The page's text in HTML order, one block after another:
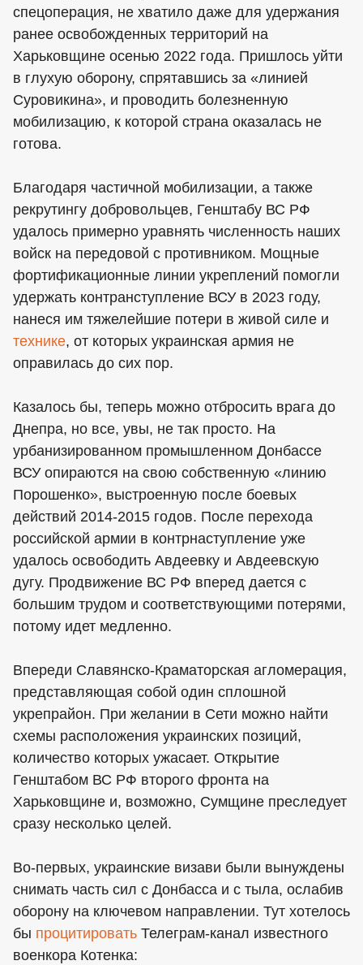
спецоперация, не хватило даже для удержания
ранее освобожденных территорий на
Харьковщине осенью 2022 года. Пришлось уйти
в глухую оборону, спрятавшись за «линией
Суровикина», и проводить болезненную
мобилизацию, к которой страна оказалась не
готова.
Благодаря частичной мобилизации, а также
рекрутингу добровольцев, Генштабу ВС РФ
удалось примерно уравнять численность наших
войск на передовой с противником. Мощные
фортификационные линии укреплений помогли
удержать контранступление ВСУ в 2023 году,
нанеся им тяжелейшие потери в живой силе и
технике, от которых украинская армия не
оправилась до сих пор.
Казалось бы, теперь можно отбросить врага до
Днепра, но все, увы, не так просто. На
урбанизированном промышленном Донбассе
ВСУ опираются на свою собственную «линию
Порошенко», выстроенную после боевых
действий 2014-2015 годов. После перехода
российской армии в контрнаступление уже
удалось освободить Авдеевку и Авдеевскую
дугу. Продвижение ВС РФ вперед дается с
большим трудом и соответствующими потерями,
потому идет медленно.
Впереди Славянско-Краматорская агломерация,
представляющая собой один сплошной
укрепрайон. При желании в Сети можно найти
схемы расположения украинских позиций,
количество которых ужасает. Открытие
Генштабом ВС РФ второго фронта на
Харьковщине и, возможно, Сумщине преследует
сразу несколько целей.
Во-первых, украинские визави были вынуждены
снимать часть сил с Донбасса и с тыла, ослабив
оборону на ключевом направлении. Тут хотелось
бы процитировать Телеграм-канал известного
военкора Котенка: